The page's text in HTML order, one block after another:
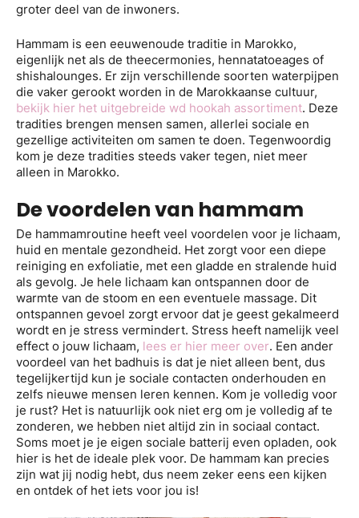
groter deel van de inwoners.
Hammam is een eeuwenoude traditie in Marokko,
eigenlijk net als de theecermonies, hennatatoeages of
shishalounges. Er zijn verschillende soorten waterpijpen
die vaker gerookt worden in de Marokkaanse cultuur,
bekijk hier het uitgebreide wd hookah assortiment. Deze
tradities brengen mensen samen, allerlei sociale en
gezellige activiteiten om samen te doen. Tegenwoordig
kom je deze tradities steeds vaker tegen, niet meer
alleen in Marokko.
De voordelen van hammam
De hammamroutine heeft veel voordelen voor je lichaam,
huid en mentale gezondheid. Het zorgt voor een diepe
reiniging en exfoliatie, met een gladde en stralende huid
als gevolg. Je hele lichaam kan ontspannen door de
warmte van de stoom en een eventuele massage. Dit
ontspannen gevoel zorgt ervoor dat je geest gekalmeerd
wordt en je stress vermindert. Stress heeft namelijk veel
effect o jouw lichaam, lees er hier meer over. Een ander
voordeel van het badhuis is dat je niet alleen bent, dus
tegelijkertijd kun je sociale contacten onderhouden en
zelfs nieuwe mensen leren kennen. Kom je volledig voor
je rust? Het is natuurlijk ook niet erg om je volledig af te
zonderen, we hebben niet altijd zin in sociaal contact.
Soms moet je je eigen sociale batterij even opladen, ook
hier is het de ideale plek voor. De hammam kan precies
zijn wat jij nodig hebt, dus neem zeker eens een kijken
en ontdek of het iets voor jou is!